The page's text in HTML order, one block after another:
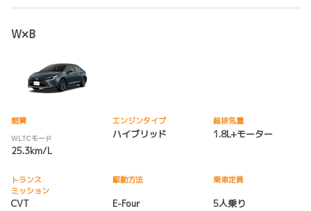
W×B
燃費
WLTCモード
25.3km/L
エンジンタイプ
ハイブリッド
総排気量
1.8L+モーター
トランス
ミッション
CVT
駆動方法
E-Four
乗車定員
5人乗り